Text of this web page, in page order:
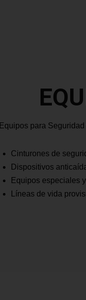
Equipos para
Cinturones de
Dispositivos
Equipos especiales
Líneas de vida